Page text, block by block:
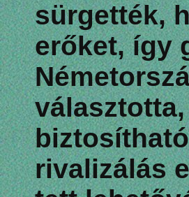
sürgették,
erőket, így
rivalizálás